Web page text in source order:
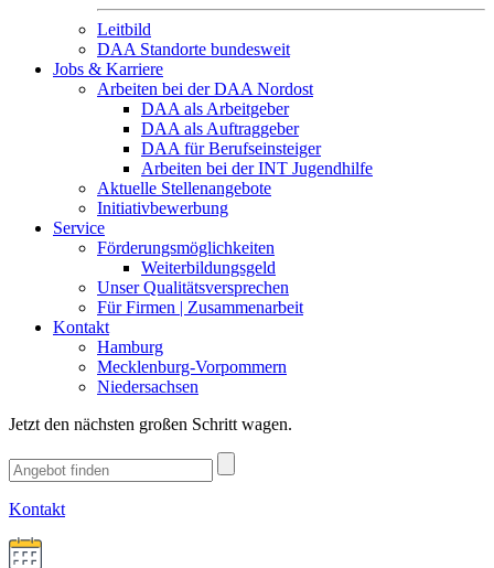
Leitbild
DAA Standorte bundesweit
Jobs & Karriere
Arbeiten bei der DAA Nordost
DAA als Arbeitgeber
DAA als Auftraggeber
DAA für Berufseinsteiger
Arbeiten bei der INT Jugendhilfe
Aktuelle Stellenangebote
Initiativbewerbung
Service
Förderungsmöglichkeiten
Weiterbildungsgeld
Unser Qualitätsversprechen
Für Firmen | Zusammenarbeit
Kontakt
Hamburg
Mecklenburg-Vorpommern
Niedersachsen
Jetzt den nächsten großen Schritt wagen.
Kontakt